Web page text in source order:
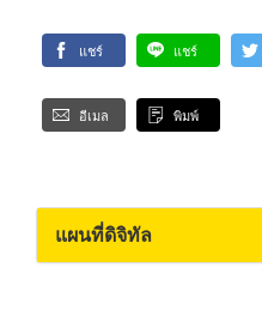
แชร์ แชร์
อีเมล พิมพ์
แผนที่ดิจิทัล